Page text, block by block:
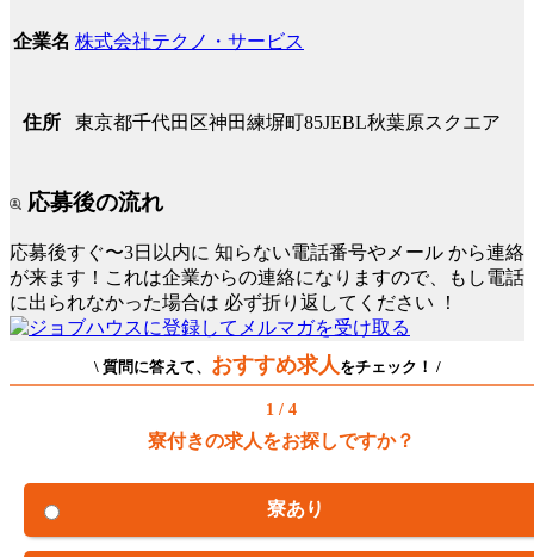
企業名 株式会社テクノ・サービス
住所 東京都千代田区神田練塀町85JEBL秋葉原スクエア
応募後の流れ
応募後すぐ〜3日以内に 知らない電話番号やメール から連絡
が来ます！これは企業からの連絡になりますので、もし電話
に出られなかった場合は 必ず折り返してください ！
\ 質問に答えて、 おすすめ求人をチェック！ /
1 / 4
寮付きの求人をお探しですか？
寮あり